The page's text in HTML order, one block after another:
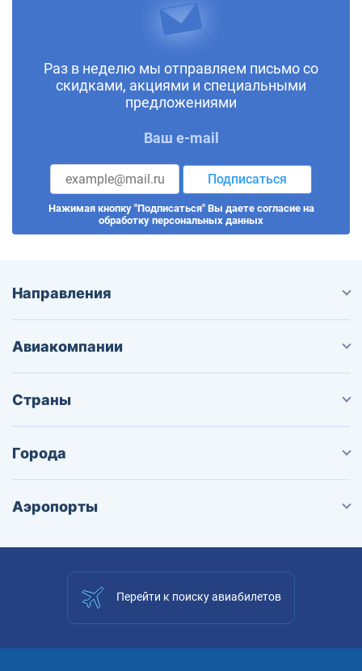
Раз в неделю мы отправляем письмо со
скидками, акциями и специальными
предложениями
Ваш e-mail
Подписаться
Нажимая кнопку "Подписаться" Вы даете согласие на
обработку персональных данных
Направления
Авиакомпании
Страны
Города
Аэропорты
Перейти к поиску авиабилетов